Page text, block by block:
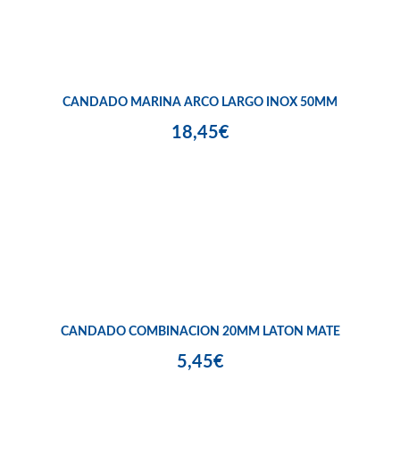
CANDADO MARINA ARCO LARGO INOX 50MM
18,45€
CANDADO COMBINACION 20MM LATON MATE
5,45€